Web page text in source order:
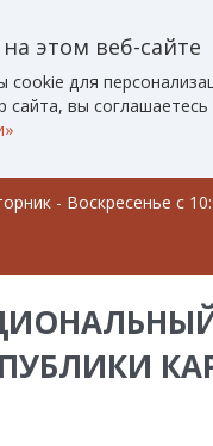
этом веб-сайте
для
вы
- Воскресенье c